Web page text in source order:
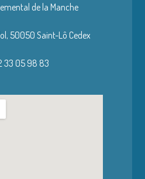
de la Manche
50050 Saint-Lô Cedex
33 05 98 83